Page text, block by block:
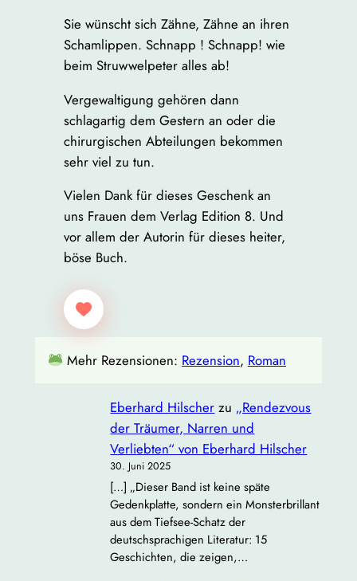
Sie wünscht sich Zähne, Zähne an ihren
Schamlippen. Schnapp ! Schnapp! wie
beim Struwwelpeter alles ab!
Vergewaltigung gehören dann
schlagartig dem Gestern an oder die
chirurgischen Abteilungen bekommen
sehr viel zu tun.
Vielen Dank für dieses Geschenk an
uns Frauen dem Verlag Edition 8. Und
vor allem der Autorin für dieses heiter,
böse Buch.
Mehr Rezensionen: Rezension, Roman
Eberhard Hilscher zu „Rendezvous
der Träumer, Narren und
Verliebten“ von Eberhard Hilscher
30. Juni 2025
[…] „Dieser Band ist keine späte
Gedenkplatte, sondern ein Monsterbrillant
aus dem Tiefsee‐Schatz der
deutschsprachigen Literatur: 15
Geschichten, die zeigen,…